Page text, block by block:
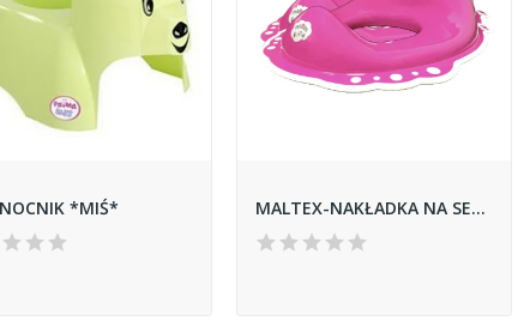
*MIŚ* MALTEX-NAKŁADKA NA SEDES *HELLO KITTY Z GUMKAMI*